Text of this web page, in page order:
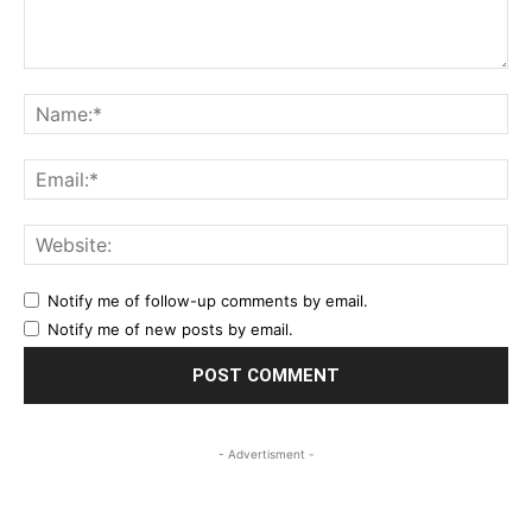
Notify me of follow-up comments by email.
Notify me of new posts by email.
- Advertisment -